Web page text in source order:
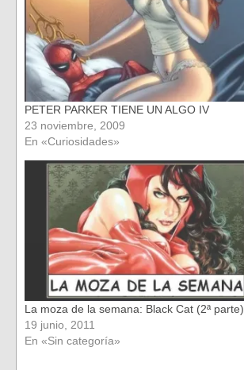
PETER PARKER TIENE UN ALGO IV
23 noviembre, 2009
En «Curiosidades»
La moza de la semana: Black Cat (2ª parte)
19 junio, 2011
En «Sin categoría»